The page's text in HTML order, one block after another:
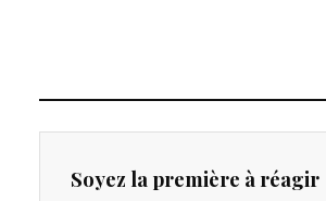
Soyez la première à réagir